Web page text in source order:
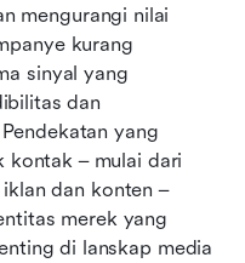
mengurangi nilai
kurang
sinyal yang
dan
yang
kontak – mulai dari
dan konten –
merek yang
di lanskap media